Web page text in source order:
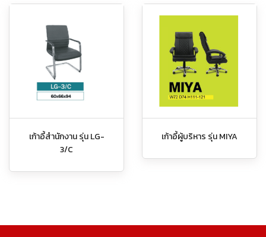
เก้าอี้สำนักงาน รุ่น LG-
3/C
เก้าอี้ผู้บริหาร รุ่น MIYA